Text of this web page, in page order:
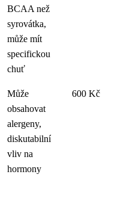
BCAA než
syrovátka,
může mít
specifickou
chuť
Může
obsahovat
alergeny,
diskutabilní
vliv na
hormony
600 Kč